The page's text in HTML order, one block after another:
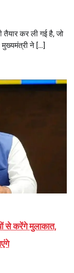
तैयार कर ली गई है, जो
ने […]
से करेंगे मुलाकात,